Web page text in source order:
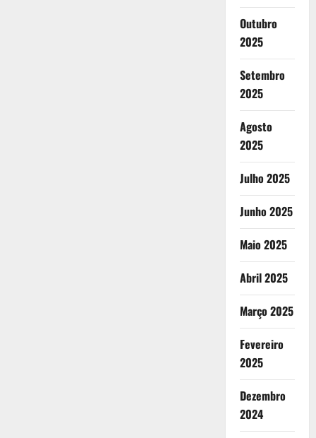
Outubro
2025
Setembro
2025
Agosto
2025
Julho 2025
Junho 2025
Maio 2025
Abril 2025
Março 2025
Fevereiro
2025
Dezembro
2024